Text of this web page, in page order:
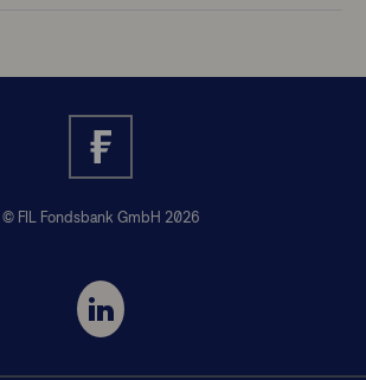
© FIL Fondsbank GmbH 2026